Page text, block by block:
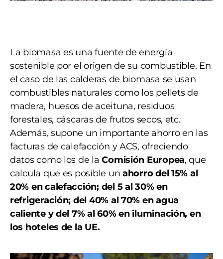
La biomasa es una fuente de energía
sostenible por el origen de su combustible. En
el caso de las calderas de biomasa se usan
combustibles naturales como los pellets de
madera, huesos de aceituna, residuos
forestales, cáscaras de frutos secos, etc.
Además, supone un importante ahorro en las
facturas de calefacción y ACS, ofreciendo
datos como los de laComisión Europea, que
calcula que es posible un ahorro del 15% al
20% en calefacción; del 5 al 30% en
refrigeración; del 40% al 70% en agua
caliente y del 7% al 60% en iluminación, en
los hoteles de la UE.